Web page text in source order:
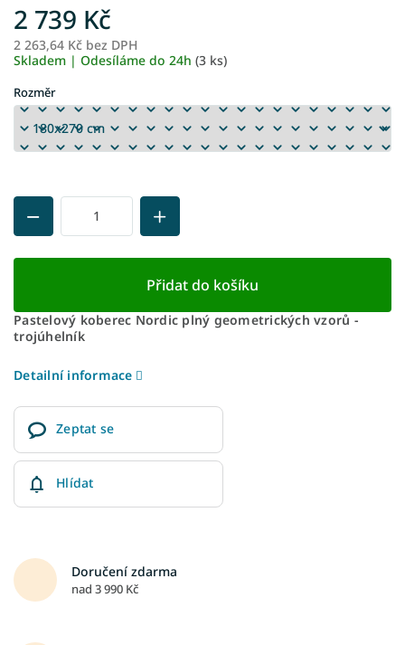
2 739 Kč
2 263,64 Kč bez DPH
Skladem | Odesíláme do 24h (3 ks)
Rozměr
Přidat do košíku
Pastelový koberec Nordic plný geometrických vzorů -
trojúhelník
Detailní informace
Zeptat se
Hlídat
Doručení zdarma
nad 3 990 Kč